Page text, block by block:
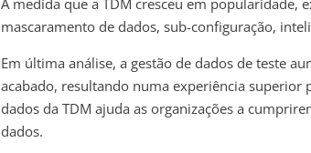
mascaramento de dados, sub-configuração,
Em última análise, a gestão de dados de teste
acabado, resultando numa experiência superior
dados da TDM ajuda as organizações a
dados.